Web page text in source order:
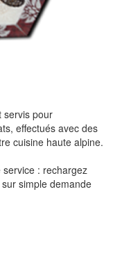
servis pour
effectués avec des
cuisine haute alpine.
: rechargez
simple demande